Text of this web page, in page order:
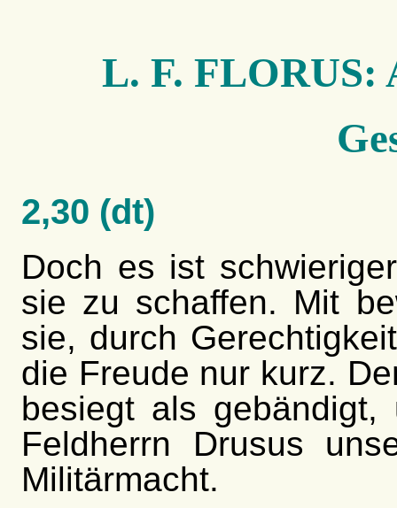
L. F. FLORUS:
2,30 (dt)
Doch es ist
sie zu schaffen. Mit
sie, durch
die Freude nur kurz.
besiegt als
Feldherrn Drusus
Militärmacht.